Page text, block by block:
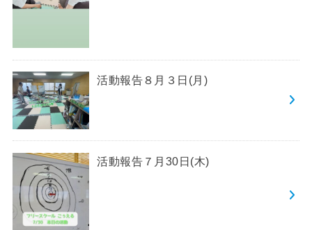
活動報告８月３日(月)
活動報告７月30日(木)